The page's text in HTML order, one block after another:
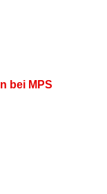
bei MPS